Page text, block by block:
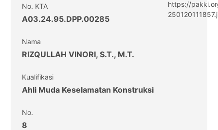
No. KTA
A03.24.95.DPP.00285
Nama
RIZQULLAH VINORI, S.T., M.T.
Kualifikasi
Ahli Muda Keselamatan Konstruksi
No.
8